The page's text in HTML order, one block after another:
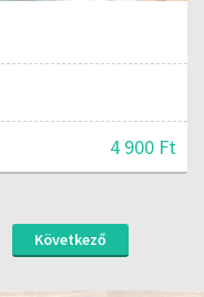
4 900 Ft
Következő